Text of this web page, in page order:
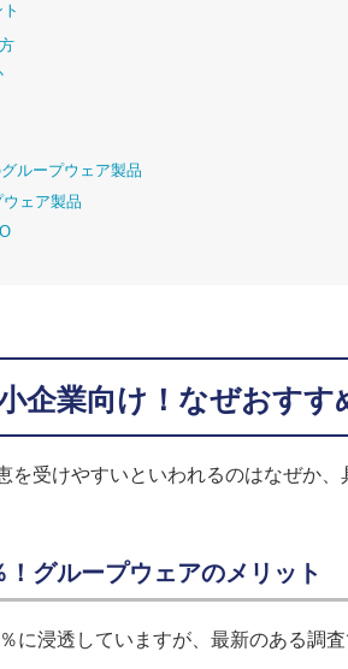
ループウェア製品
ェア製品
企業向け！なぜおすす
を受けやすいといわれるのはなぜか、
グループウェアのメリット
に浸透していますが、最新のある調